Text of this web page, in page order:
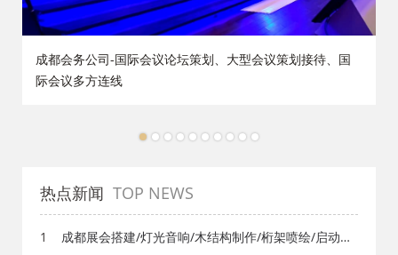
成都会务公司-国际会议论坛策划、大型会议策划接待、国
际会议多方连线
5 6 7 8 9 10
热点新闻 TOP NEWS
1
成都展会搭建/灯光音响/木结构制作/桁架喷绘/启动道